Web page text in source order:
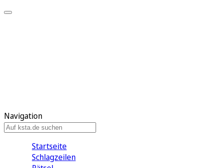
Navigation
Startseite
Schlagzeilen